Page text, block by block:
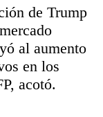
de Trump
al aumento
en los
acotó.